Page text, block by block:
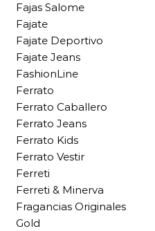
Fajas Salome
Fajate
Fajate Deportivo
Fajate Jeans
FashionLine
Ferrato
Ferrato Caballero
Ferrato Jeans
Ferrato Kids
Ferrato Vestir
Ferreti
Ferreti & Minerva
Fragancias Originales
Gold